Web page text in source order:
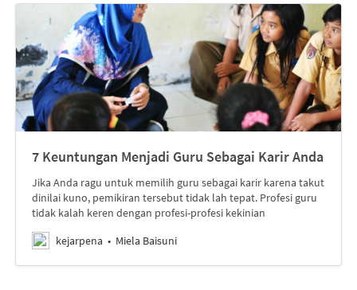
7 Keuntungan Menjadi Guru Sebagai Karir Anda
Jika Anda ragu untuk memilih guru sebagai karir karena takut
dinilai kuno, pemikiran tersebut tidak lah tepat. Profesi guru
tidak kalah keren dengan profesi-profesi kekinian
kejarpena
Miela Baisuni